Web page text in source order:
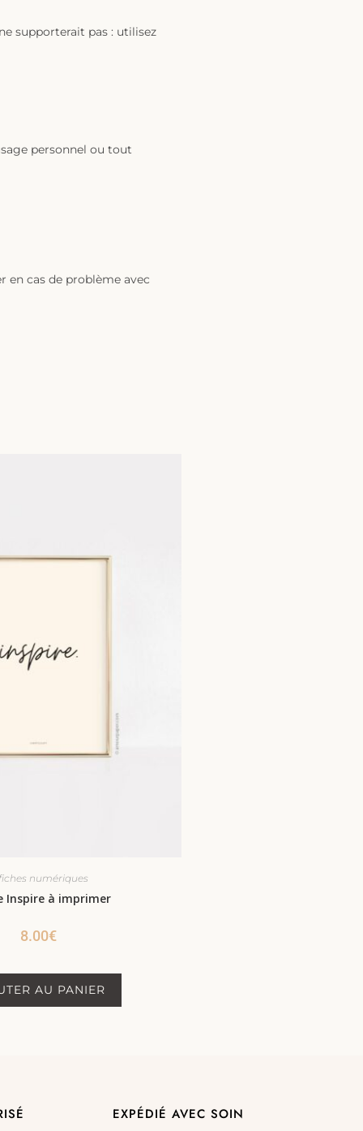
supporterait pas : utilisez
personnel ou tout
en cas de problème avec
numériques
Inspire à imprimer
8.00€
AU PANIER
EXPÉDIÉ AVEC SOIN